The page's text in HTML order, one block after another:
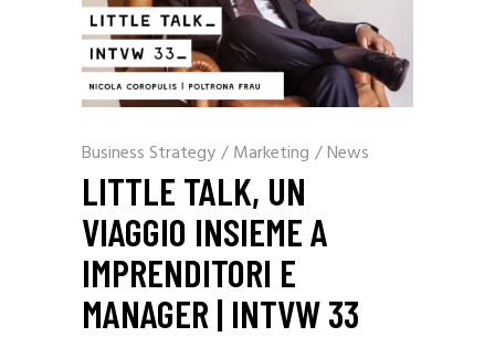
Business Strategy/ Marketing /News
LITTLE TALK, UN
VIAGGIO INSIEME A
IMPRENDITORI E
MANAGER | INTVW 33